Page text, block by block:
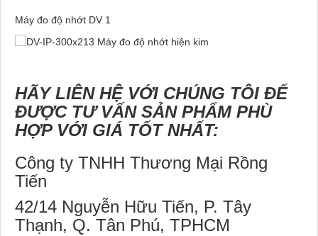
Máy đo độ nhớt DV 1
HÃY LIÊN HỆ VỚI CHÚNG TÔI ĐỂ
ĐƯỢC TƯ VẤN SẢN PHẨM PHÙ
HỢP VỚI GIÁ TỐT NHẤT:
Công ty TNHH Thương Mại Rồng
Tiến
42/14 Nguyễn Hữu Tiến, P. Tây
Thạnh, Q. Tân Phú, TPHCM